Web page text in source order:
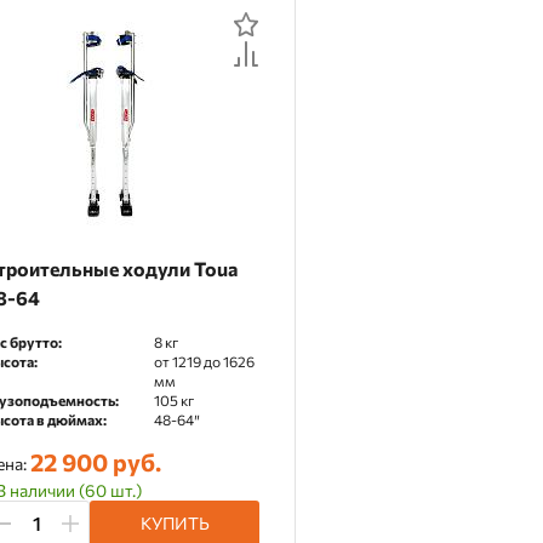
ходули Toua
64
брутто:
8 кг
от 1219 до 1626
мм
105 кг
в дюймах:
48-64″
22 900 руб.
наличии (60 шт.)
КУПИТЬ